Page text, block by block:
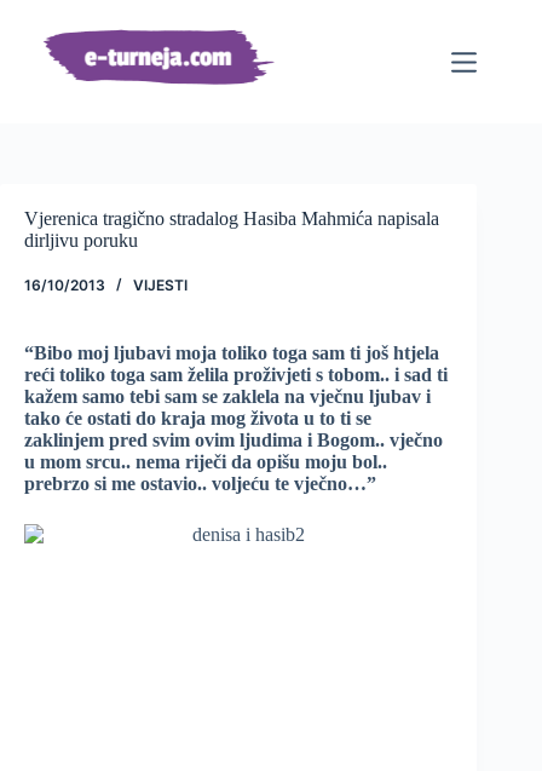
sadržaj
Vjerenica tragično stradalog Hasiba Mahmića napisala
dirljivu poruku
16/10/2013 VIJESTI
“Bibo moj ljubavi moja toliko toga sam ti još htjela
reći toliko toga sam želila proživjeti s tobom.. i sad ti
kažem samo tebi sam se zaklela na vječnu ljubav i
tako će ostati do kraja mog života u to ti se
zaklinjem pred svim ovim ljudima i Bogom.. vječno
u mom srcu.. nema riječi da opišu moju bol..
prebrzo si me ostavio.. voljeću te vječno…”